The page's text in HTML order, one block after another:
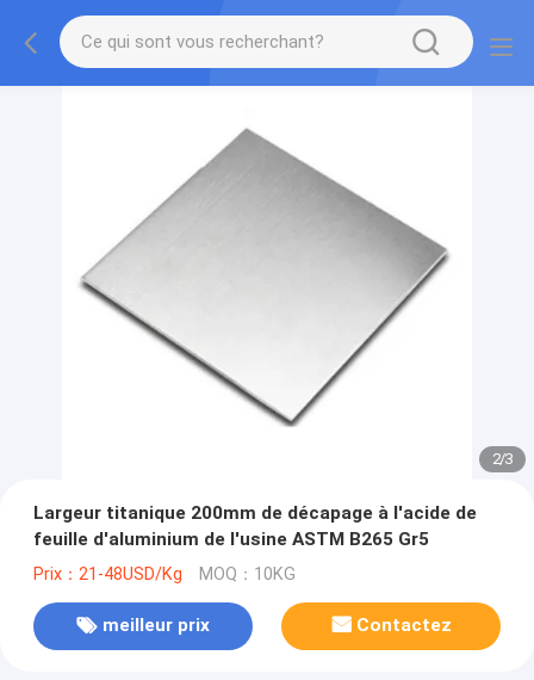
2/3
Largeur titanique 200mm de décapage à l'acide de
feuille d'aluminium de l'usine ASTM B265 Gr5
Prix：21-48USD/Kg MOQ：10KG
meilleur prix Contactez